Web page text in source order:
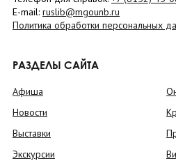
E-mail: ruslib@mgounb.ru
Политика обработки персональных
РАЗДЕЛЫ САЙТА
Афиша
Новости
Выставки
Экскурсии